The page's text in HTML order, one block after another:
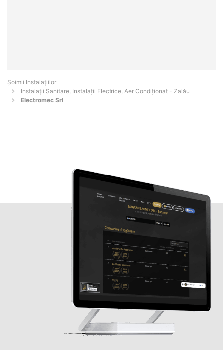
Şoimii Instalaţiilor
Instalații Sanitare, Instalații Electrice, Aer Condiționat - Zalău
Electromec Srl